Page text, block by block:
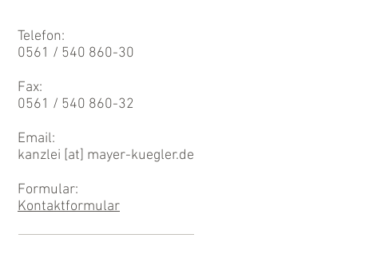
Telefon:
0561 / 540 860-30
Fax:
0561 / 540 860-32
Email:
kanzlei [at] mayer-kuegler.de
Formular:
Kontaktformular